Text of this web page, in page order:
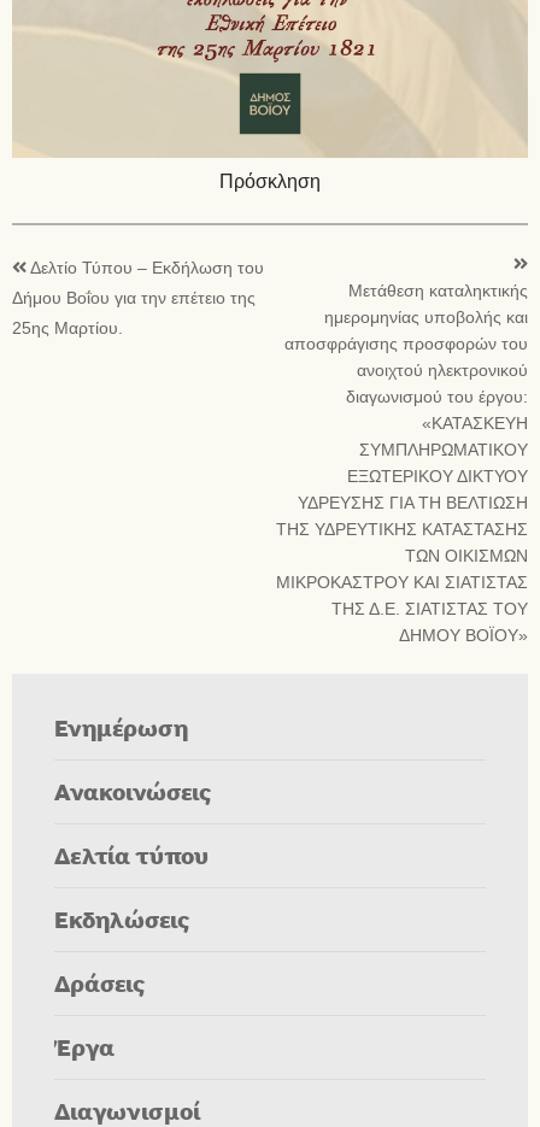
Πρόσκληση
Δελτίο Τύπου – Εκδήλωση του
Δήμου Βοΐου για την επέτειο της
25ης Μαρτίου.
Μετάθεση καταληκτικής
ημερομηνίας υποβολής και
αποσφράγισης προσφορών του
ανοιχτού ηλεκτρονικού
διαγωνισμού του έργου:
«ΚΑΤΑΣΚΕΥΗ
ΣΥΜΠΛΗΡΩΜΑΤΙΚΟΥ
ΕΞΩΤΕΡΙΚΟΥ ΔΙΚΤΥΟΥ
ΥΔΡΕΥΣΗΣ ΓΙΑ ΤΗ ΒΕΛΤΙΩΣΗ
ΤΗΣ ΥΔΡΕΥΤΙΚΗΣ ΚΑΤΑΣΤΑΣΗΣ
ΤΩΝ ΟΙΚΙΣΜΩΝ
ΜΙΚΡΟΚΑΣΤΡΟΥ ΚΑΙ ΣΙΑΤΙΣΤΑΣ
ΤΗΣ Δ.Ε. ΣΙΑΤΙΣΤΑΣ ΤΟΥ
ΔΗΜΟΥ ΒΟΪΟΥ»
Ενημέρωση
Ανακοινώσεις
Δελτία τύπου
Εκδηλώσεις
Δράσεις
Έργα
Διαγωνισμοί